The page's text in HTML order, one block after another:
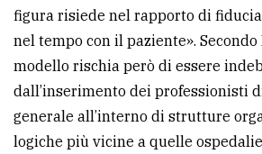
figura risiede nel rapporto di
nel tempo con il paziente».
modello rischia però di essere
dall’inserimento dei professionisti
generale all’interno di strutture
logiche più vicine a quelle